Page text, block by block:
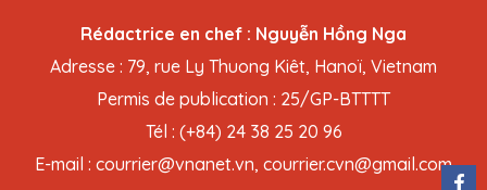
Rédactrice en chef : Nguyễn Hồng Nga
Adresse : 79, rue Ly Thuong Kiêt, Hanoï, Vietnam
Permis de publication : 25/GP-BTTTT
Tél : (+84) 24 38 25 20 96
E-mail : courrier@vnanet.vn, courrier.cvn@gmail.com